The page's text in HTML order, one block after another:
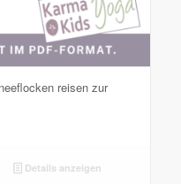
reisen zur
Details anzeigen